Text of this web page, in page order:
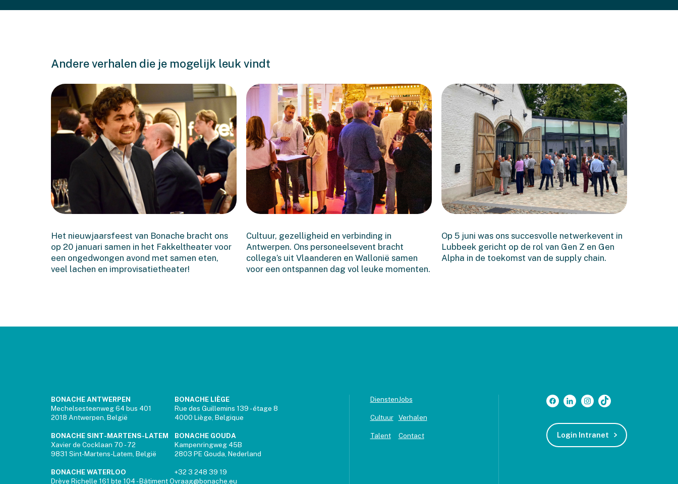
Andere verhalen die je mogelijk leuk vindt
2026!
Het nieuwjaarsfeest van Bonache bracht ons
op 20 januari samen in het Fakkeltheater voor
een ongedwongen avond met samen eten,
veel lachen en improvisatietheater!
dag in Antwerpen
Cultuur, gezelligheid en verbinding in
Antwerpen. Ons personeelsevent bracht
collega’s uit Vlaanderen en Wallonië samen
voor een ontspannen dag vol leuke momenten.
Executive Netwerkevent
in Lubbeek
Op 5 juni was ons succesvolle netwerkevent in
Lubbeek gericht op de rol van Gen Z en Gen
Alpha in de toekomst van de supply chain.
BONACHE ANTWERPEN
Mechelsesteenweg 64 bus 401
2018 Antwerpen, België
BONACHE SINT-MARTENS-LATEM
Xavier de Cocklaan 70 - 72
9831 Sint-Martens-Latem, België
BONACHE WATERLOO
Drève Richelle 161 bte 104 - Bâtiment O
BONACHE LIÈGE
Rue des Guillemins 139 - étage 8
4000 Liège, Belgique
BONACHE GOUDA
Kampenringweg 45B
2803 PE Gouda, Nederland
+32 3 248 39 19
vraag@bonache.eu
Diensten
Cultuur
Talent
Jobs
Verhalen
Contact Login Intranet